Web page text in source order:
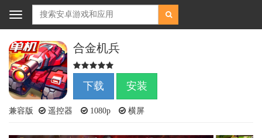
Toggle
navigation
合金机兵
下载 安装
兼容版 遥控器 1080p 横屏